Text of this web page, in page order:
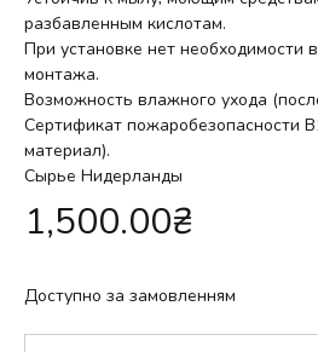
разбавленным кислотам.
При установке нет необходимости
монтажа.
Возможность влажного ухода
Сертификат пожаробезопасности
материал).
Сырье Нидерланды
1,500.00₴
Доступно за замовленням